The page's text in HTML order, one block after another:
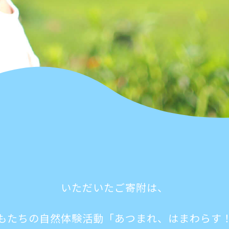
いただいたご寄附は、
たちの自然体験活動「あつまれ、はまわらす